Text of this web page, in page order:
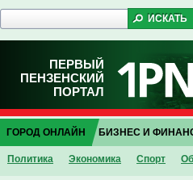
ПЕРВЫЙ
ПЕНЗЕНСКИЙ
ПОРТАЛ
ГОРОД ОНЛАЙН
Политика Экономика Спорт
БИЗНЕС И